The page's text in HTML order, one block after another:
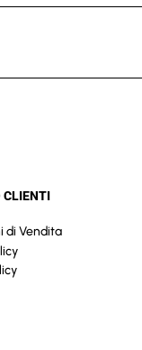
CLIENTI
di Vendita